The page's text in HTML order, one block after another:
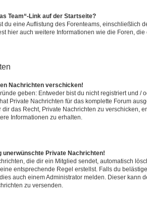
Team“-Link auf der Startseite?
du eine Auflistung des Forenteams, einschließlich
hier auch weitere Informationen wie die Foren,
Nachrichten verschicken!
geben: Entweder bist du nicht registriert und /
Private Nachrichten für das komplette Forum
dir das Recht, Private Nachrichten zu verschicken,
Informationen zu erhalten.
unerwünschte Private Nachrichten!
die dir ein Mitglied sendet, automatisch
entsprechende Regel erstellst. Falls du
auch einem Administrator melden. Dieser kann
zu versenden.